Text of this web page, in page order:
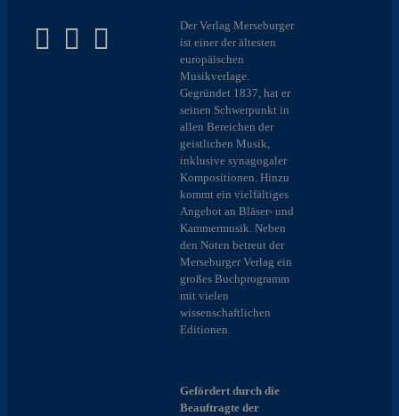
Der Verlag Merseburger
ist einer der ältesten
europäischen
Musikverlage.
Gegründet 1837, hat er
seinen Schwerpunkt in
allen Bereichen der
geistlichen Musik,
inklusive synagogaler
Kompositionen. Hinzu
kommt ein vielfältiges
Angebot an Bläser- und
Kammermusik. Neben
den Noten betreut der
Merseburger Verlag ein
großes Buchprogramm
mit vielen
wissenschaftlichen
Editionen.
Gefördert durch die
Beauftragte der